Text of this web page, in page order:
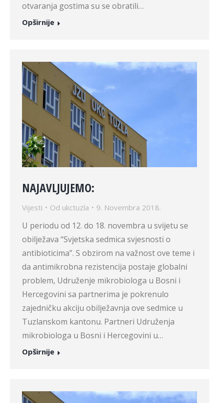
otvaranja gostima su se obratili…
Opširnije
NAJAVLJUJEMO:
Vijesti Od ukctuzla 9. Novembra 2018.
U periodu od 12. do 18. novembra u svijetu se
obilježava “Svjetska sedmica svjesnosti o
antibioticima”. S obzirom na važnost ove teme i
da antimikrobna rezistencija postaje globalni
problem, Udruženje mikrobiologa u Bosni i
Hercegovini sa partnerima je pokrenulo
zajedničku akciju obilježavnja ove sedmice u
Tuzlanskom kantonu. Partneri Udruženja
mikrobiologa u Bosni i Hercegovini u…
Opširnije